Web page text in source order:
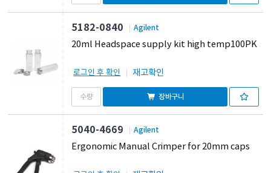
5182-0840 Agilent
20ml Headspace supply kit high temp100PK
로그인 후 확인 재고확인
장바구니
5040-4669 Agilent
Ergonomic Manual Crimper for 20mm caps